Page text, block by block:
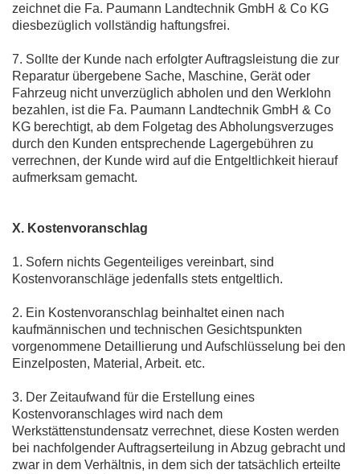
zeichnet die Fa. Paumann Landtechnik GmbH & Co KG
diesbezüglich vollständig haftungsfrei.
7. Sollte der Kunde nach erfolgter Auftragsleistung die zur
Reparatur übergebene Sache, Maschine, Gerät oder
Fahrzeug nicht unverzüglich abholen und den Werklohn
bezahlen, ist die Fa. Paumann Landtechnik GmbH & Co
KG berechtigt, ab dem Folgetag des Abholungsverzuges
durch den Kunden entsprechende Lagergebühren zu
verrechnen, der Kunde wird auf die Entgeltlichkeit hierauf
aufmerksam gemacht.
X. Kostenvoranschlag
1. Sofern nichts Gegenteiliges vereinbart, sind
Kostenvoranschläge jedenfalls stets entgeltlich.
2. Ein Kostenvoranschlag beinhaltet einen nach
kaufmännischen und technischen Gesichtspunkten
vorgenommene Detaillierung und Aufschlüsselung bei den
Einzelposten, Material, Arbeit. etc.
3. Der Zeitaufwand für die Erstellung eines
Kostenvoranschlages wird nach dem
Werkstättenstundensatz verrechnet, diese Kosten werden
bei nachfolgender Auftragserteilung in Abzug gebracht und
zwar in dem Verhältnis, in dem sich der tatsächlich erteilte